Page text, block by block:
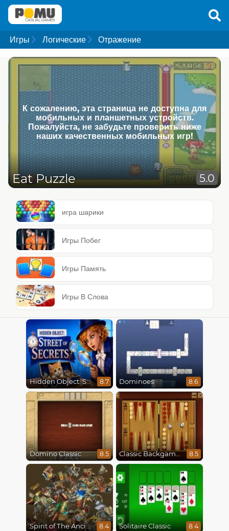
Игры Логические Отражение
К сожалению, эта страница не доступна для
мобильных и планшетных устройств.
Пожалуйста, не забудьте проверить ниже
наших качественных мобильных игр!
Eat Puzzle 5.0
игра шарики
Игры Побег
Игры Память
Игры В Слова
Hidden Object: Street Of Secrets 8.7 Dominoes 8.6
Domino Classic 8.5 Classic Backgammon 8.5
Spirit of The Ancient Forest 8.4 Solitaire Classic 8.4